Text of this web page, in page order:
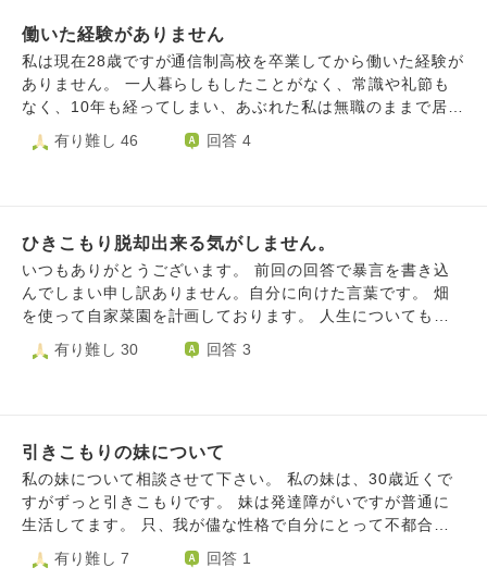
いいます 難しい資格試験もいくつか合格しているので凄い
ことだと励ましましたがダメでした 学校をサボり続け担任
からこのままだと退学になると連絡があり、つい感情的にな
って責めてしまいました そして家出をし、２日後帰ってき
ら出るのはトイレと家族がいない時間と深夜早朝にキッチン
つことしかないようです 毎日が辛く夜は涙があふれて眠れ
ません 早く死にたい、でも自殺は長男や夫に迷惑をかけた
くないからできない 何かと次男のことを考えては泣き、辛
くて早く死んでしまいたいと思う毎日です もうどうしてい
いかわかりません
い、ダメな方向へと逃げてしまいます。辞め癖があるのだと
自分で思います。 例えば工場勤務で働いているときは自分
が惨めにみえて続かなくて、最初の正社員の仕事は一日目か
ら工場で泣いてしまいました。 私には兄弟が三人居て私は
者で大手会社で事務の仕事をしています。それと比べて私は
です 逆に言うとそれが実家に住んでいる私を甘えさせてい
るような感じがします やはり自立して働かないと死ぬよう
な状況に自分で追い込むべきでしょうか？ 両親のせいには
したくなくて母親はまずバイトから初めてそこからとは言わ
で怖いです。 三回も会社をやめているのでそもそも社会人
ょうか？ 毎日が楽しくなく情緒不安定で不安でたまらない
です。
働いた経験がありません
私は現在28歳ですが通信制高校を卒業してから働いた経験が
ありません。 一人暮らしもしたことがなく、常識や礼節も
なく、10年も経ってしまい、あぶれた私は無職のままで居場
所がありません。 面接もしたくないですし、頑張ることを
諦めてしまおうと思ってしまいます。 命の使い方を考えな
見ないで受けいれてくれる場所はどこにもないのでしょう
か？ もし、どこかご存知でしたらお教えいただけますでし
ょうか。 よろしくお願いいたします。
有り難し 46 回答 4
ひきこもり脱却出来る気がしません。
いつもありがとうございます。 前回の回答で暴言を書き込
んでしまい申し訳ありません。自分に向けた言葉です。 畑
を使って自家菜園を計画しております。 人生についてもう
１２年以上不安が消えず、希死念慮から逃れるように誰かに
聞いてほしくてたまらず相談 私は、いわゆる落ちこぼれで
物事に取り組む意思が弱く、向かっていけない事に焦ってい
ましたが、改善が無いまま生きてきました。 周りと同じよ
うに生きても負けるから違うことをしようとか、会社という
組織に馴染めずに仕事を転々としてきましたが…スペックの
く、中身は成績の悪い高校性レベルの精神のままこの年にな
有り難し 30 回答 3
引きこもりの妹について
私の妹について相談させて下さい。 私の妹は、30歳近くで
すがずっと引きこもりです。 妹は発達障がいですが普通に
生活してます。 只、我が儘な性格で自分にとって不都合な
事があると直ぐ怒ります。 更に、障がい年金で頻繁に買い
物したり60歳越えの母を運転手にして頻繁に遊んでばかりで
有り難し 7 回答 1